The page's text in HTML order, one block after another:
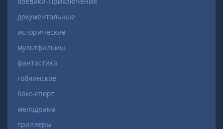
документальные
исторические
мультфильмы
фантастика
гоблинское
бокс-спорт
мелодрама
триллеры